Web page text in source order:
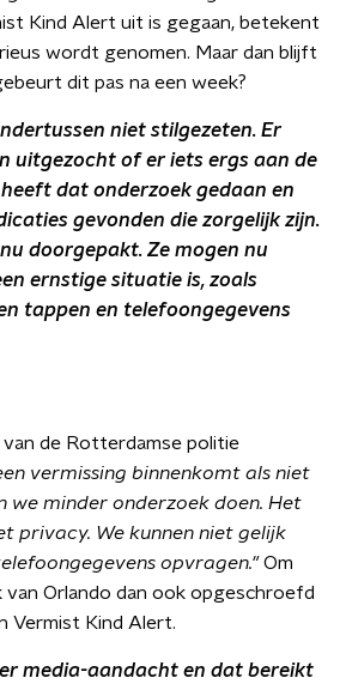
Kind Alert uit is gegaan, betekent
wordt genomen. Maar dan blijft
dit pas na een week?
niet stilgezeten. Er
uitgezocht of er iets ergs aan de
dat onderzoek gedaan en
gevonden die zorgelijk zijn.
doorgepakt. Ze mogen nu
ernstige situatie is, zoals
tappen en telefoongegevens
de Rotterdamse politie
vermissing binnenkomt als niet
we minder onderzoek doen. Het
privacy. We kunnen niet gelijk
opvragen."Om
van Orlando dan ook opgeschroefd
Vermist Kind Alert.
media-aandacht en dat bereikt